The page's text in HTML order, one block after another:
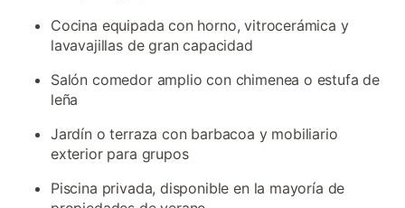
Cocina equipada con horno, vitrocerámica y
lavavajillas de gran capacidad
Salón comedor amplio con chimenea o estufa de
leña
Jardín o terraza con barbacoa y mobiliario
exterior para grupos
Piscina privada, disponible en la mayoría de